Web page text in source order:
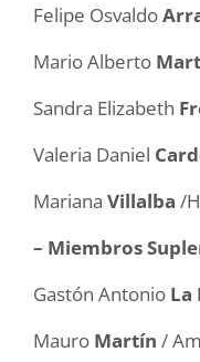
Felipe Osvaldo
Mario Alberto
Sandra Elizabeth
Valeria Daniel
Mariana Villalba /
– Miembros
Gastón Antonio La
Mauro Martín /